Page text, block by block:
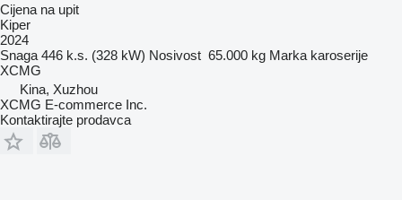
Cijena na upit
Kiper
2024
Snaga 446 k.s. (328 kW) Nosivost 65.000 kg Marka karoserije
XCMG
Kina, Xuzhou
XCMG E-commerce Inc.
Kontaktirajte prodavca